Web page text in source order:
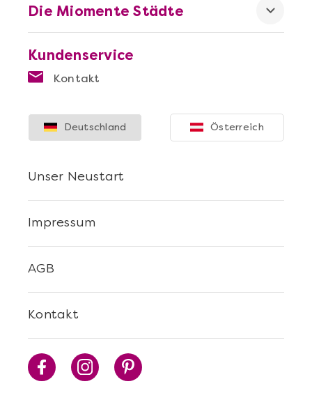
Kundenservice
Kontakt
Die Miomente Städte
Kontakt
AGB
Impressum
Unser Neustart
Deutschland Österreich